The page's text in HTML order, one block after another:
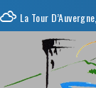
La Tour